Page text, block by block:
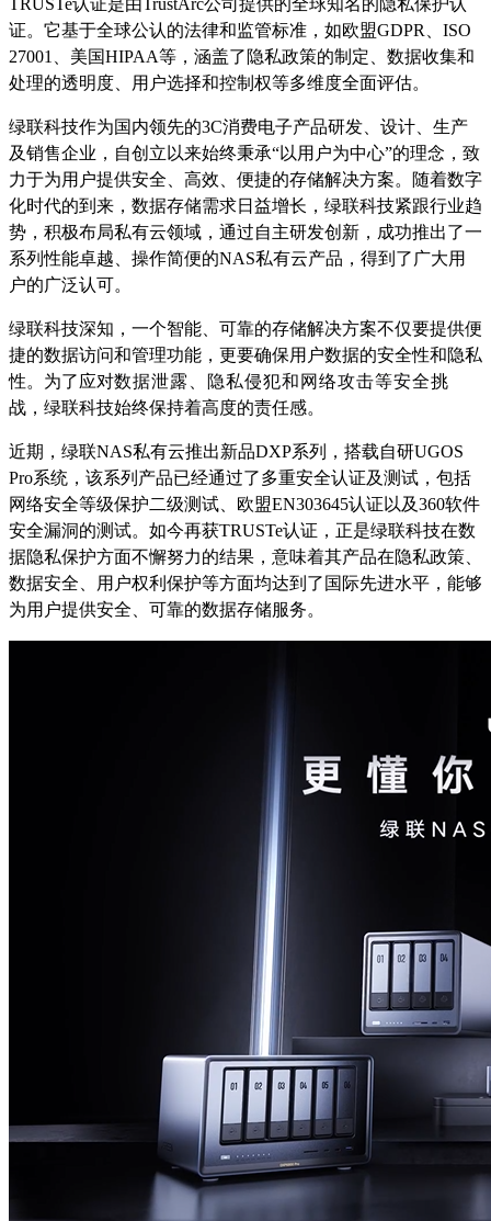
证。它基于全球公认的法律和监管标准，如欧盟GDPR、ISO
27001、美国HIPAA等，涵盖了隐私政策的制定、数据收集和
处理的透明度、用户选择和控制权等多维度全面评估。
绿联科技作为国内领先的3C消费电子产品研发、设计、生产
及销售企业，自创立以来始终秉承“以用户为中心”的理念，致
力于为用户提供安全、高效、便捷的存储解决方案。随着数字
化时代的到来，数据存储需求日益增长，绿联科技紧跟行业趋
势，积极布局私有云领域，通过自主研发创新，成功推出了一
系列性能卓越、操作简便的NAS私有云产品，得到了广大用
户的广泛认可。
绿联科技深知，一个智能、可靠的存储解决方案不仅要提供便
捷的数据访问和管理功能，更要确保用户数据的安全性和隐私
性。为了应对数据泄露、隐私侵犯和网络攻击等安全挑
战，绿联科技始终保持着高度的责任感。
近期，绿联NAS私有云推出新品DXP系列，搭载自研UGOS
Pro系统，该系列产品已经通过了多重安全认证及测试，包括
网络安全等级保护二级测试、欧盟EN303645认证以及360软件
安全漏洞的测试。如今再获TRUSTe认证，正是绿联科技在数
据隐私保护方面不懈努力的结果，意味着其产品在隐私政策、
数据安全、用户权利保护等方面均达到了国际先进水平，能够
为用户提供安全、可靠的数据存储服务。